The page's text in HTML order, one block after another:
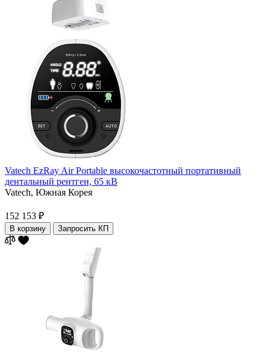
Vatech EzRay Air Portable высокочастотный портативный
дентальный рентген, 65 кВ
Vatech, Южная Корея
152 153 ₽
В корзину Запросить КП